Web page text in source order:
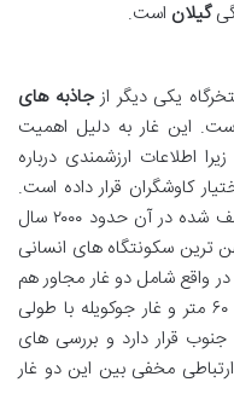
گیلان است.
یکی دیگر ازجاذبه های
این غار به دلیل اهمیت
اطلاعات ارزشمندی درباره
کاوشگران قرار داده است.
قدمت این غار با توجه به دندان های کشف شده در آن حدود ۲۰۰۰ سال
ترین سکونتگاه های انسانی
واقع شامل دو غار مجاور هم
هستند: غار بزرگ کویل گر با طولی حدود ۶۰ متر و غار جوکویله با طولی
جنوب قرار دارد و بررسی های
مخفی بین این دو غار